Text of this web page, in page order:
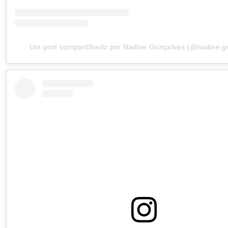
Um post compartilhado por Nadine Gonçalves